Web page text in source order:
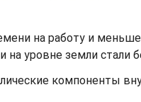
на работу и
на уровне земли стали
компоненты